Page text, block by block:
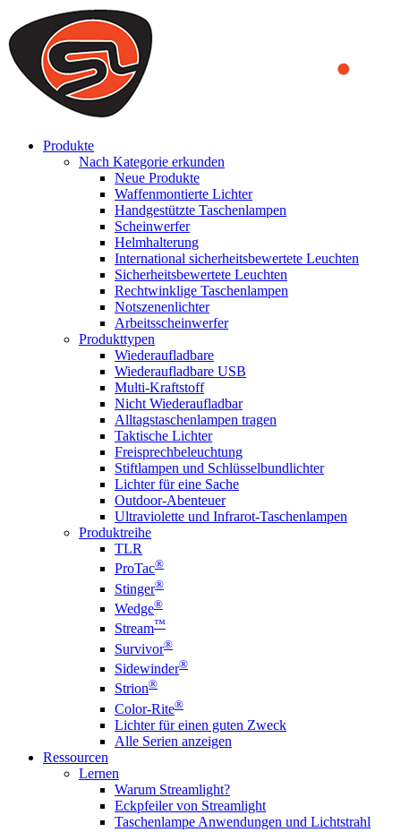
We use cookies to ensure that we provide you the best experience
on our website. By continuing to browse this website, you accept
that cookies are used to help us analyze how the website is used and
to offer you a better experience. To learn more or to find out how
you can disable cookies, you can access our
Produkte
Nach Kategorie erkunden
Neue Produkte
Waffenmontierte Lichter
Handgestützte Taschenlampen
Scheinwerfer
Helmhalterung
International sicherheitsbewertete Leuchten
Sicherheitsbewertete Leuchten
Rechtwinklige Taschenlampen
Notszenenlichter
Arbeitsscheinwerfer
Produkttypen
Wiederaufladbare
Wiederaufladbare USB
Multi-Kraftstoff
Nicht Wiederaufladbar
Alltagstaschenlampen tragen
Taktische Lichter
Freisprechbeleuchtung
Stiftlampen und Schlüsselbundlichter
Lichter für eine Sache
Outdoor-Abenteuer
Ultraviolette und Infrarot-Taschenlampen
Produktreihe
TLR
ProTac®
Stinger®
Wedge®
Stream™
Survivor®
Sidewinder®
Strion®
Color-Rite®
Lichter für einen guten Zweck
Alle Serien anzeigen
Ressourcen
Lernen
Warum Streamlight?
Eckpfeiler von Streamlight
Taschenlampe Anwendungen und Lichtstrahl